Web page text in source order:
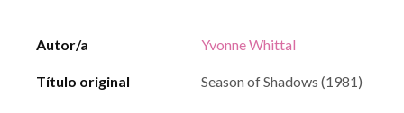
Autor/a Yvonne Whittal
Título original Season of Shadows (1981)